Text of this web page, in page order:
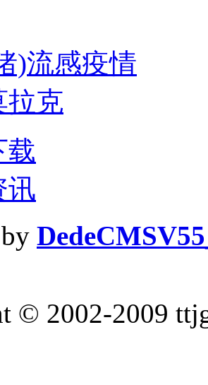
)流感疫情
拉克
载
讯
DedeCMS
© 2002-2009